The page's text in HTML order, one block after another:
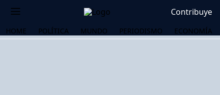
Contribuye
HOME POLÍTICA MUNDO PERIODISMO ECONOMÍA